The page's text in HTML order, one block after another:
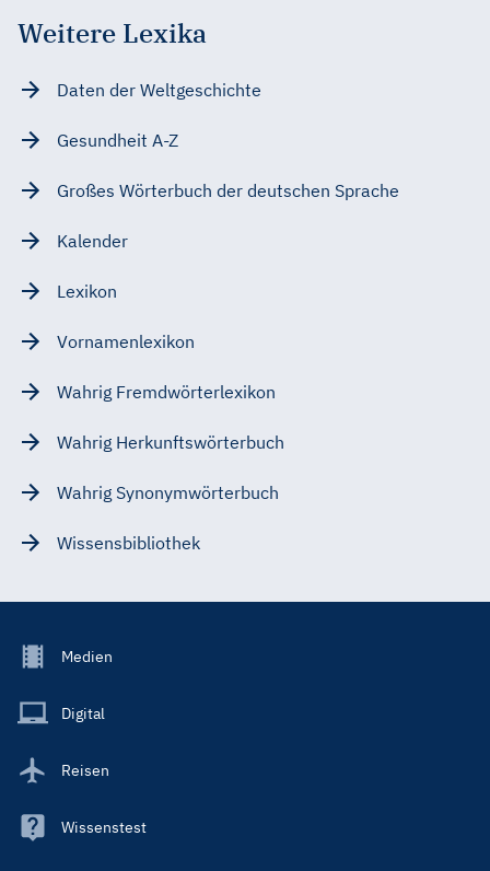
Weitere Lexika
Daten der Weltgeschichte
Gesundheit A-Z
Großes Wörterbuch der deutschen Sprache
Kalender
Lexikon
Vornamenlexikon
Wahrig Fremdwörterlexikon
Wahrig Herkunftswörterbuch
Wahrig Synonymwörterbuch
Wissensbibliothek
Footer
Main
Medien
Digital
Reisen
Wissenstest